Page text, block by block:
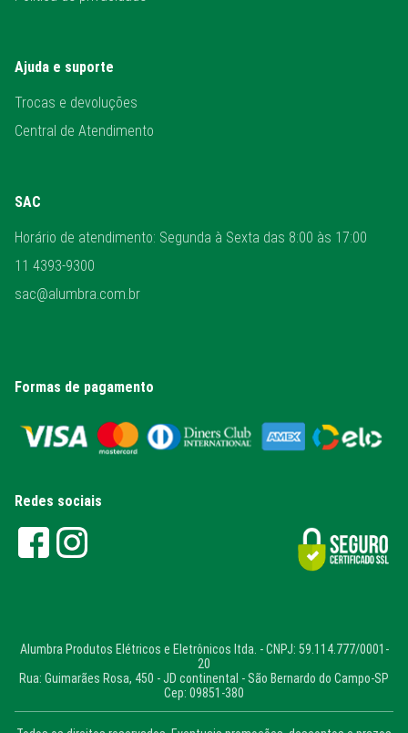
Ajuda e suporte
Trocas e devoluções
Central de Atendimento
SAC
Horário de atendimento: Segunda à Sexta das 8:00 às 17:00
11 4393-9300
sac@alumbra.com.br
Formas de pagamento
Redes sociais
Alumbra Produtos Elétricos e Eletrônicos ltda. - CNPJ: 59.114.777/0001-
20
Rua: Guimarães Rosa, 450 - JD continental - São Bernardo do Campo-SP
Cep: 09851-380